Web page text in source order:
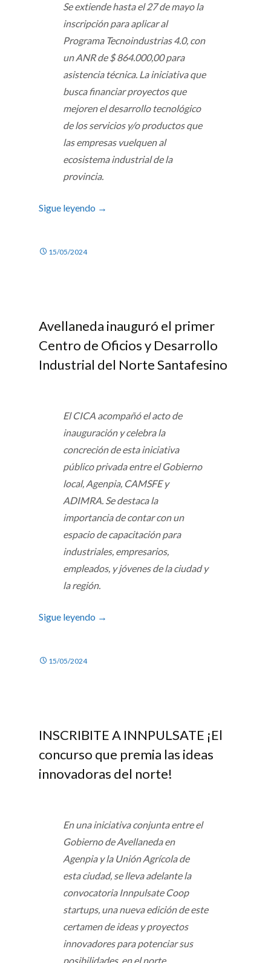
Se extiende hasta el 27 de mayo la
inscripción para aplicar al
Programa Tecnoindustrias 4.0, con
un ANR de $ 864.000,00 para
asistencia técnica. La iniciativa que
busca financiar proyectos que
mejoren el desarrollo tecnológico
de los servicios y/o productos que
las empresas vuelquen al
ecosistema industrial de la
provincia.
Sigue leyendo →
15/05/2024
Avellaneda inauguró el primer
Centro de Oficios y Desarrollo
Industrial del Norte Santafesino
El CICA acompañó el acto de
inauguración y celebra la
concreción de esta iniciativa
público privada entre el Gobierno
local, Agenpia, CAMSFE y
ADIMRA. Se destaca la
importancia de contar con un
espacio de capacitación para
industriales, empresarios,
empleados, y jóvenes de la ciudad y
la región.
Sigue leyendo →
15/05/2024
INSCRIBITE A INNPULSATE ¡El
concurso que premia las ideas
innovadoras del norte!
En una iniciativa conjunta entre el
Gobierno de Avellaneda en
Agenpia y la Unión Agrícola de
esta ciudad, se lleva adelante la
convocatoria Innpulsate Coop
startups, una nueva edición de este
certamen de ideas y proyectos
innovadores para potenciar sus
posibilidades, en el norte